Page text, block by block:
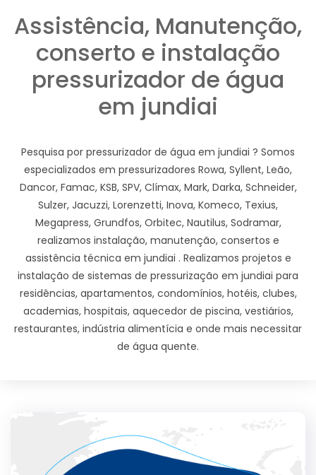
Assistência, Manutenção,
conserto e instalação
pressurizador de água
em jundiai
Pesquisa por pressurizador de água em jundiai ? Somos
especializados em pressurizadores Rowa, Syllent, Leão,
Dancor, Famac, KSB, SPV, Clímax, Mark, Darka, Schneider,
Sulzer, Jacuzzi, Lorenzetti, Inova, Komeco, Texius,
Megapress, Grundfos, Orbitec, Nautilus, Sodramar,
realizamos instalação, manutenção, consertos e
assistência técnica em jundiai . Realizamos projetos e
instalação de sistemas de pressurização em jundiai para
residências, apartamentos, condomínios, hotéis, clubes,
academias, hospitais, aquecedor de piscina, vestiários,
restaurantes, indústria alimentícia e onde mais necessitar
de água quente.